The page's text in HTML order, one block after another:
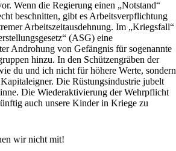
Wenn die Regierung einen „Notstand“
beschnitten, gibt es Arbeitsverpflichtung
Arbeitszeitausdehnung. Im „Kriegsfall“
(ASG) eine
Androhung von Gefängnis für sogenannte
hinzu. In den Schützengräben der
du und ich nicht für höhere Werte, sondern
Die Rüstungsindustrie jubelt
Die Wiederaktivierung der Wehrpflicht
auch unsere Kinder in Kriege zu
wir nicht mit!